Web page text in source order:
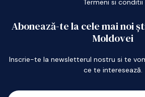
Termeni si conditii
Abonează-te la cele mai noi
Moldovei
Inscrie-te la newsletterul nostru si te
ce te interesează.